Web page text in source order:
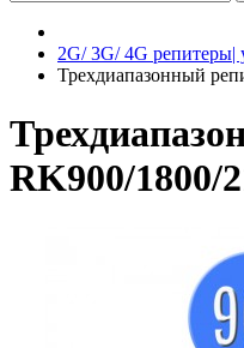
2G/ 3G/ 4G репитеры|
Трехдиапазонный
RK900/1800/